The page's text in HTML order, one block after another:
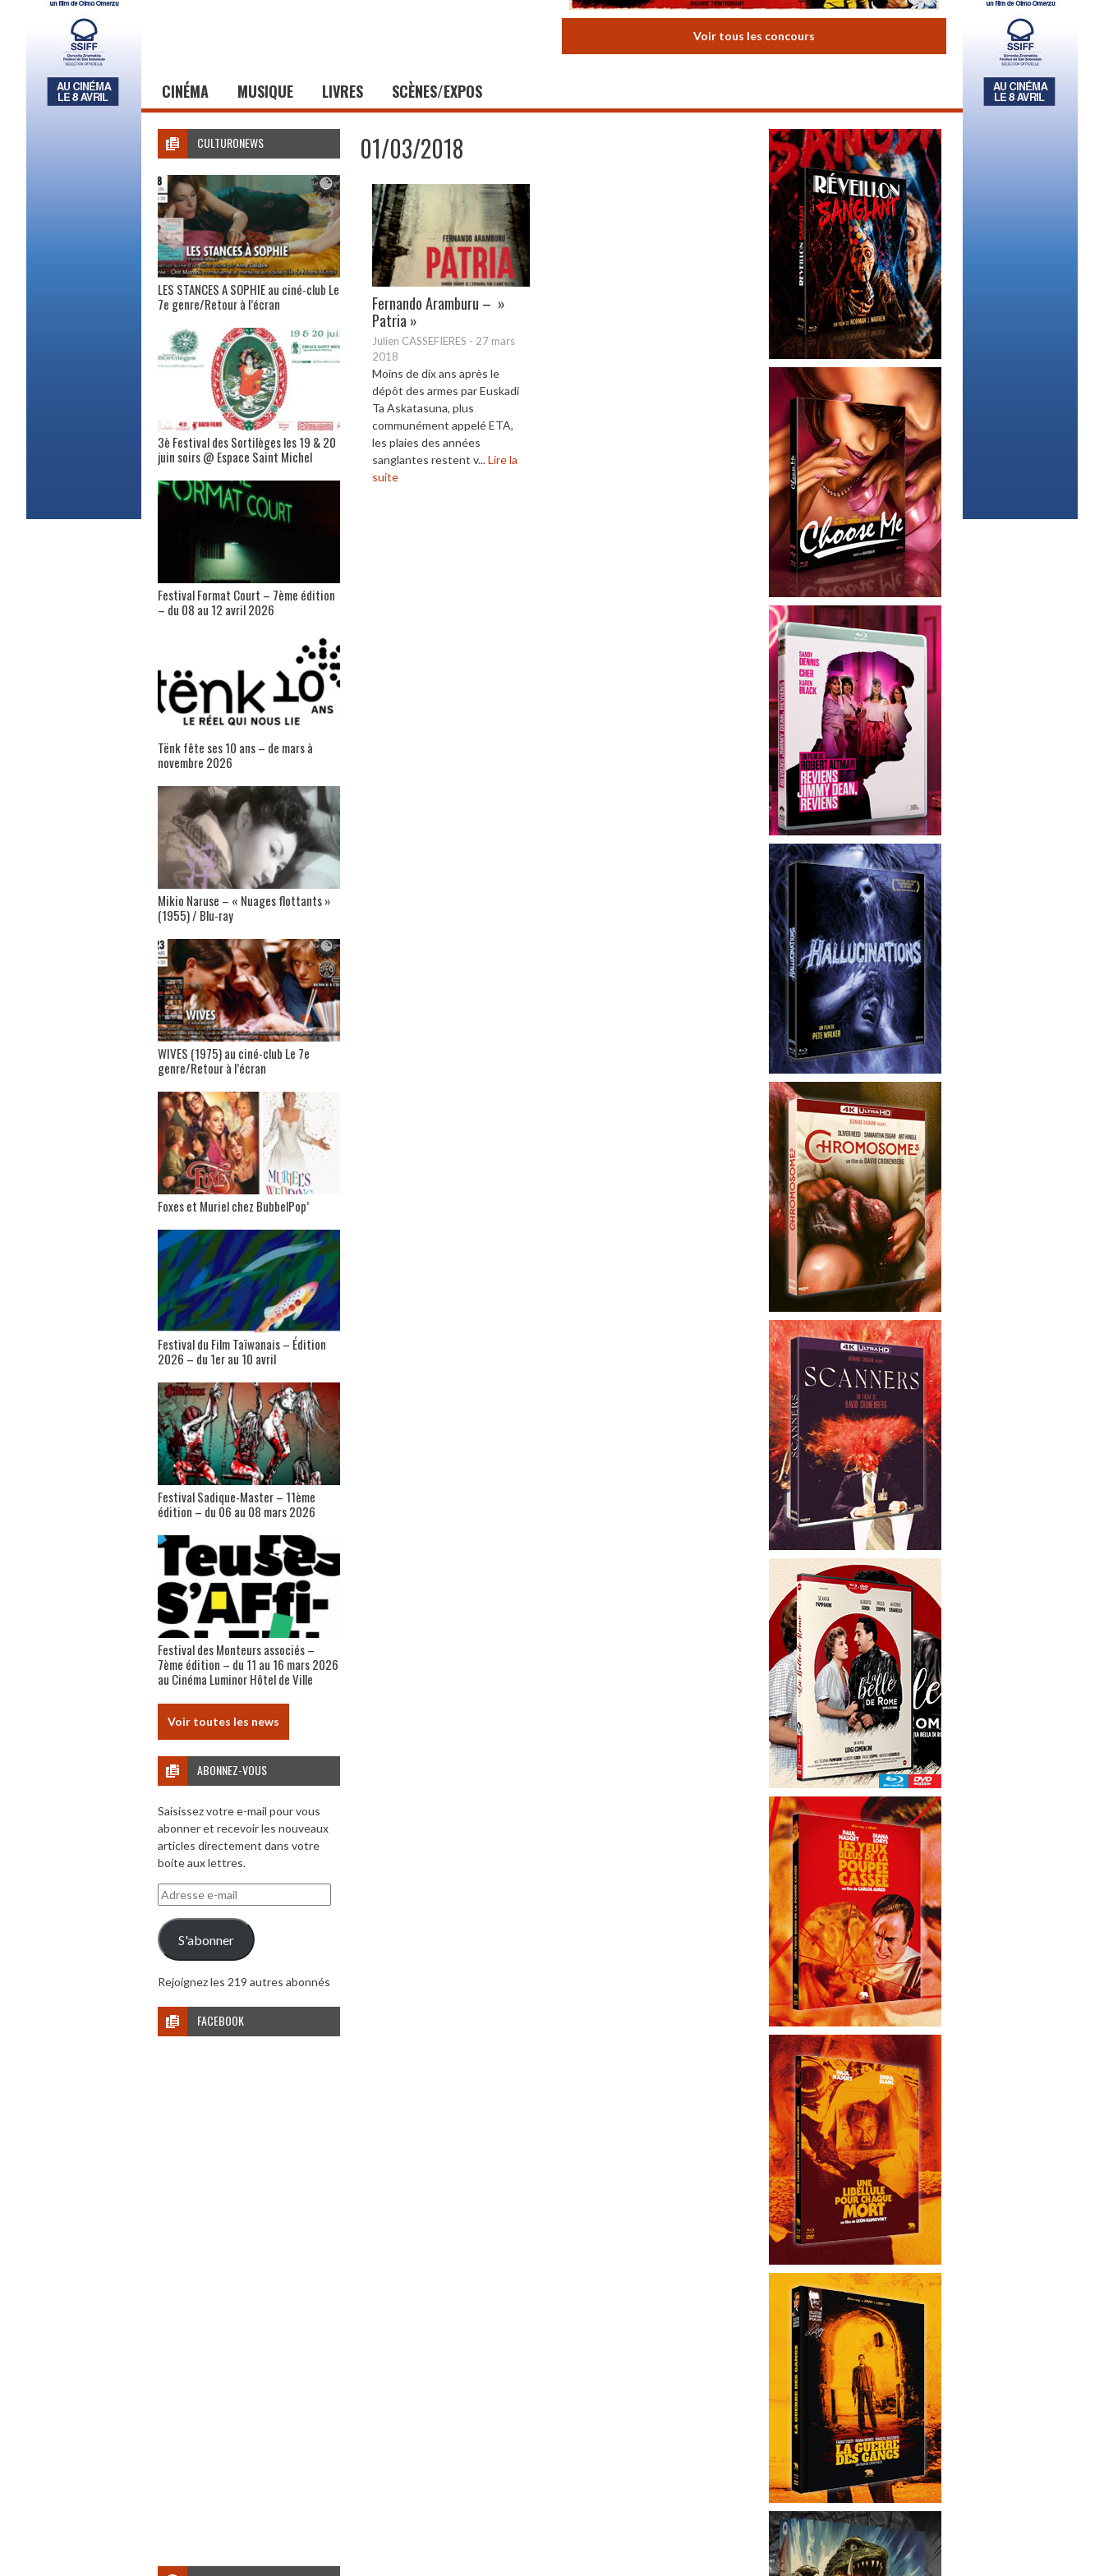
Voir tous les concours
CINÉMA MUSIQUE LIVRES SCÈNES/EXPOS
01/03/2018
Fernando Aramburu – »
Patria »
Julien CASSEFIERES - 27 mars
2018
Moins de dix ans après le
dépôt des armes par Euskadi
Ta Askatasuna, plus
communément appelé ETA,
les plaies des années
sanglantes restent v...Lire la
suite
CULTURONEWS
LES STANCES A SOPHIE au ciné-club Le
7e genre/Retour à l’écran
3è Festival des Sortilèges les 19 & 20
juin soirs @ Espace Saint Michel
Festival Format Court – 7ème édition
– du 08 au 12 avril 2026
Tënk fête ses 10 ans – de mars à
novembre 2026
Mikio Naruse – « Nuages flottants »
(1955) / Blu-ray
WIVES (1975) au ciné-club Le 7e
genre/Retour à l’écran
Foxes et Muriel chez BubbelPop’
Festival du Film Taïwanais – Édition
2026 – du 1er au 10 avril
Festival Sadique-Master – 11ème
édition – du 06 au 08 mars 2026
Festival des Monteurs associés –
7ème édition – du 11 au 16 mars 2026
au Cinéma Luminor Hôtel de Ville
Voir toutes les news
ABONNEZ-VOUS
Saisissez votre e-mail pour vous
abonner et recevoir les nouveaux
articles directement dans votre
boite aux lettres.
Adresse
e-
mail
S'abonner
Rejoignez les 219 autres abonnés
FACEBOOK